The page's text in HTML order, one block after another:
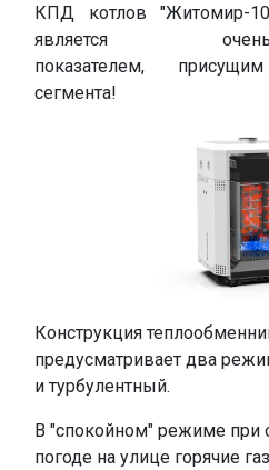
КПД котлов "Житомир-
является
показателем,
сегмента!
Конструкция
предусматривает два
и турбулентный.
В "спокойном" режиме при
погоде на улице горячие